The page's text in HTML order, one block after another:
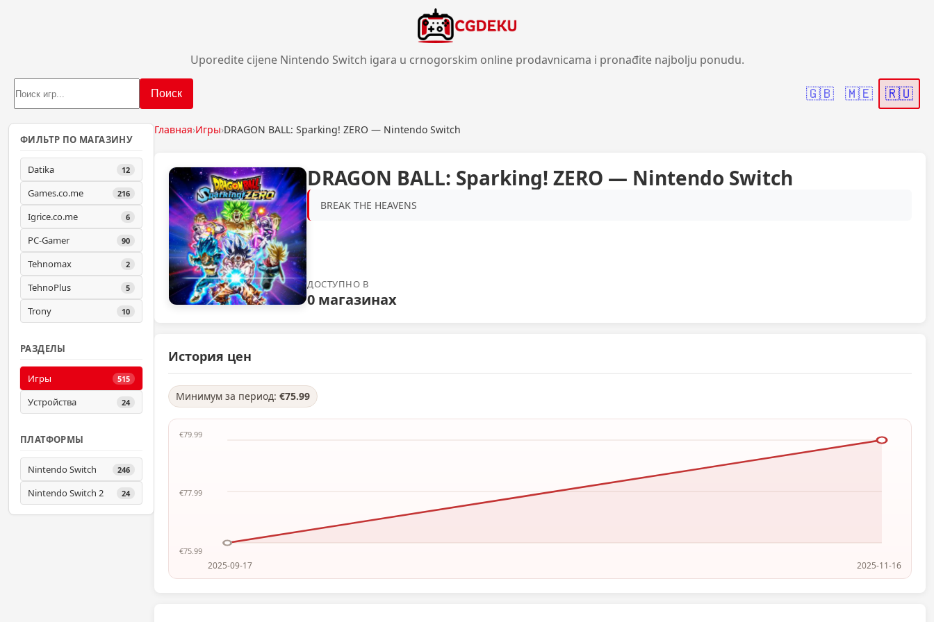
Uporedite cijene Nintendo Switch igara u crnogorskim online prodavnicama i pronađite najbolju ponudu.
Поиск 🇬🇧 🇲🇪 🇷🇺
ФИЛЬТР ПО МАГАЗИНУ
Datika 12
Games.co.me 216
Igrice.co.me 6
PC-Gamer 90
Tehnomax 2
TehnoPlus 5
Trony 10
РАЗДЕЛЫ
Игры 515
Устройства 24
ПЛАТФОРМЫ
Nintendo Switch 246
Nintendo Switch 2 24
Главная›Игры›DRAGON BALL: Sparking! ZERO — Nintendo Switch
DRAGON BALL: Sparking! ZERO — Nintendo Switch
BREAK THE HEAVENS
ДОСТУПНО В
0 магазинах
История цен
Минимум за период: €75.99
€79.99
€77.99
€75.99
2025-09-17 2025-11-16